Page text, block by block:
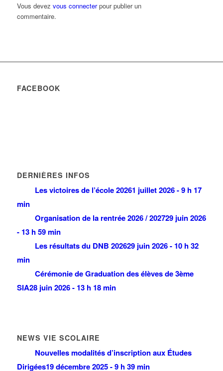
Vous devez vous connecterpour publier un
commentaire.
FACEBOOK
DERNIÈRES INFOS
Les victoires de l’école 20261 juillet 2026 - 9 h 17
min
Organisation de la rentrée 2026 / 202729 juin 2026
- 13 h 59 min
Les résultats du DNB 202629 juin 2026 - 10 h 32
min
Cérémonie de Graduation des élèves de 3ème
SIA28 juin 2026 - 13 h 18 min
NEWS VIE SCOLAIRE
Nouvelles modalités d’inscription aux Études
Dirigées19 décembre 2025 - 9 h 39 min